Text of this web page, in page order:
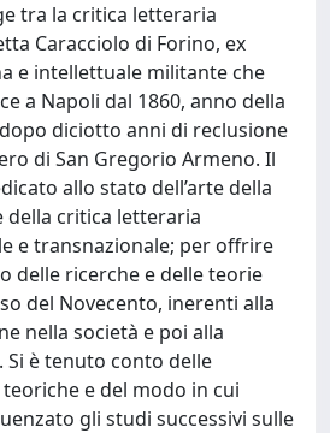
tra la critica letteraria
Caracciolo di Forino, ex
e intellettuale militante che
a Napoli dal 1860, anno della
diciotto anni di reclusione
di San Gregorio Armeno. Il
allo stato dell’arte della
della critica letteraria
e transnazionale; per offrire
delle ricerche e delle teorie
del Novecento, inerenti alla
nella società e poi alla
è tenuto conto delle
e del modo in cui
gli studi successivi sulle